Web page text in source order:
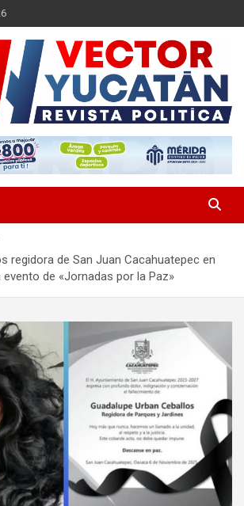
regidora de San Juan Cacahuatepec en
evento de «Jornadas por la Paz»